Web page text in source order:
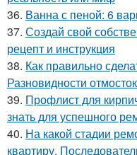
36. Ванна с пеной: 6
37. Создай свой
рецепт и инструкция
38. Как правильно
Разновидности отмосток
39. Профлист для
знать для успешного
40. На какой стадии
квартиру.